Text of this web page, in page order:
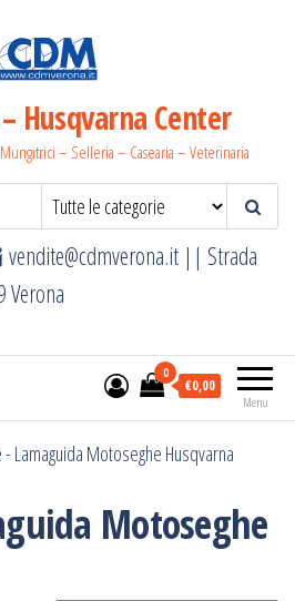
Husqvarna Center
– Selleria – Casearia – Veterinaria
vendite@cdmverona.it || Strada
Verona
Menu
0
€0,00
- Lamaguida Motoseghe Husqvarna
Motoseghe